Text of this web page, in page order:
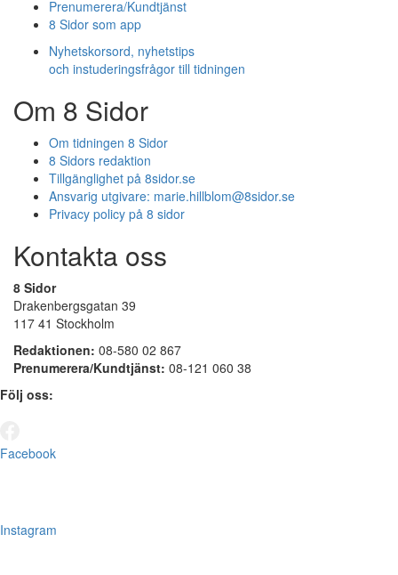
Prenumerera/Kundtjänst
8 Sidor som app
Nyhetskorsord, nyhetstips
och instuderingsfrågor till tidningen
Om 8 Sidor
Om tidningen 8 Sidor
8 Sidors redaktion
Tillgänglighet på 8sidor.se
Ansvarig utgivare: marie.hillblom@8sidor.se
Privacy policy på 8 sidor
Kontakta oss
8 Sidor
Drakenbergsgatan 39
117 41 Stockholm
Redaktionen: 08-580 02 867
Prenumerera/Kundtjänst: 08-121 060 38
Följ oss:
Facebook
Instagram